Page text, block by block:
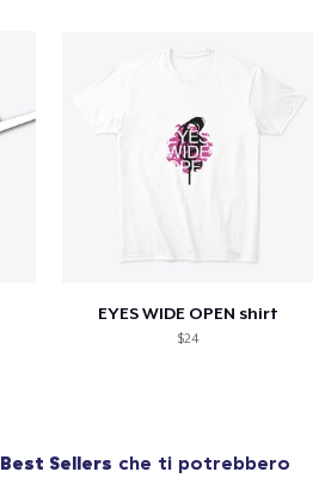
EYES WIDE OPEN shirt
$24
Best Sellers che ti potrebbero